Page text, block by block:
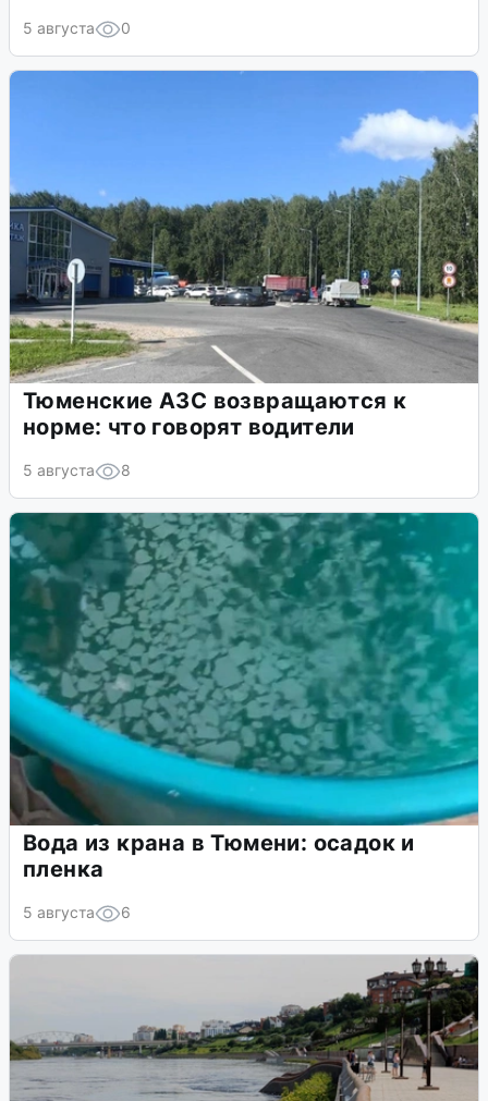
5 августа 0
Тюменские АЗС возвращаются к
норме: что говорят водители
5 августа 8
Вода из крана в Тюмени: осадок и
пленка
5 августа 6